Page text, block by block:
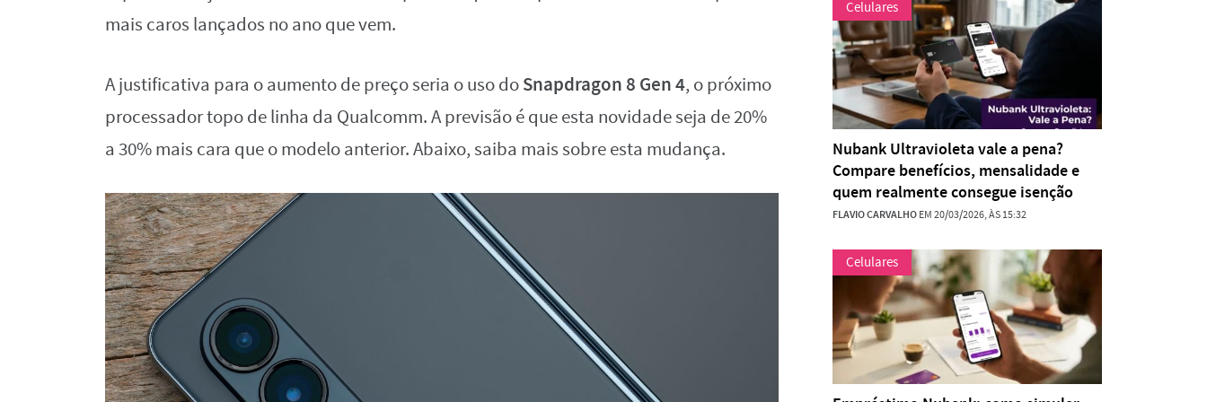
mais caros lançados no ano que vem.
A justificativa para o aumento de preço seria o uso doSnapdragon 8 Gen 4, o próximo
processador topo de linha da Qualcomm. A previsão é que esta novidade seja de 20%
a 30% mais cara que o modelo anterior. Abaixo, saiba mais sobre esta mudança.
Celulares
Nubank Ultravioleta vale a pena?
Compare benefícios, mensalidade e
quem realmente consegue isenção
FLAVIO CARVALHOEM 20/03/2026, ÀS 15:32
Celulares